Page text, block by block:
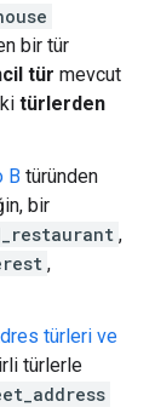
bir tür
tür mevcut
türlerden
B türünden
bir
,
,
türleri ve
türlerle